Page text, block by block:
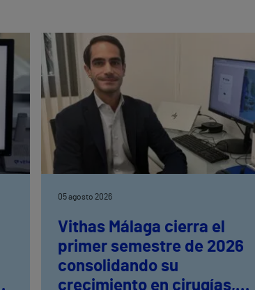
05 agosto 2026
Vithas Málaga cierra el
primer semestre de 2026
consolidando su
crecimiento en cirugías,